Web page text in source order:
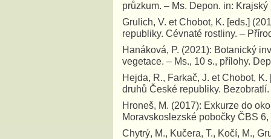
průzkum. – Ms. Depon. in:
Grulich, V. et Chobot, K. [eds.]
republiky. Cévnaté rostliny. –
Hanáková, P. (2021): Botanický
vegetace. – Ms., 10 s., přílohy.
Hejda, R., Farkač, J. et Chobot,
druhů České republiky.
Hroneš, M. (2017): Exkurze do
Moravskoslezské pobočky ČBS
Chytrý, M., Kučera, T., Kočí, M.,